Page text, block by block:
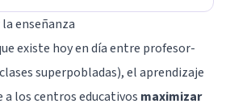
enseñanza
existe hoy en día entre profesor-
superpobladas), el aprendizaje
los centros educativos maximizar